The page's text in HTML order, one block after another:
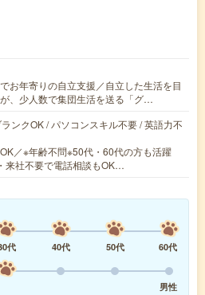
お年寄りの自立支援／自立した生活を目
、少人数で集団生活を送る「グ…
ンクOK / パソコンスキル不要 / 英語力不
／※年齢不問※50代・60代の方も活躍
来社不要で電話相談もOK…
代 40代 50代
60代
男性